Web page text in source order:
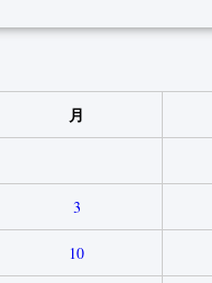
月
3
10